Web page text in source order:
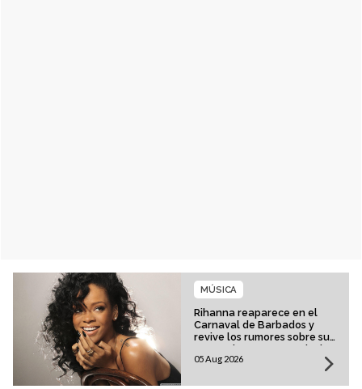
Rihanna reaparece en el
Carnaval de Barbados y
revive los rumores sobre su
esperado regreso musical
MÚSICA
05 Aug 2026